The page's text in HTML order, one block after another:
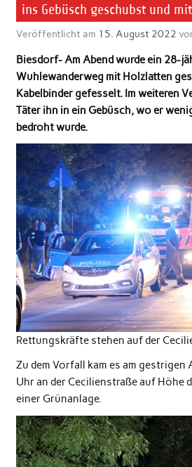
ins Gebüsch geschubst und
Veröffentlicht am 15. August 2022
Biesdorf- Am Abend wurde ein 28-
Wuhlewanderweg mit Holzlatten
Kabelbinder gefesselt. Im weiteren
Täter ihn in ein Gebüsch, wo er
bedroht wurde.
Rettungskräfte stehen auf der
Zu dem Vorfall kam es am gestrigen
Uhr an der Cecilienstraße auf Höhe
einer Grünanlage.